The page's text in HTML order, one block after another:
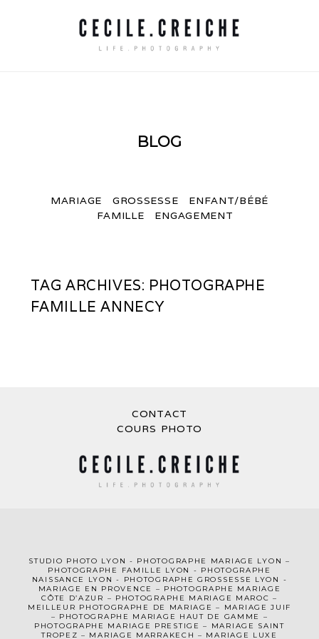
BLOG
MARIAGE GROSSESSE
ENFANT/BÉBÉ
FAMILLE
ENGAGEMENT
TAG ARCHIVES: PHOTOGRAPHE
FAMILLE ANNECY
CONTACT
COURS PHOTO
STUDIO PHOTO LYON - PHOTOGRAPHE MA RIAGE LYON –
PHOTOGRAPHE FAMILLE LYON
- PHOTOGRAPHE
NAISSANCE LYON - PHOTOGRAPHE GROSSESSE LYON
-
MARIAGE EN PROVENCE
– PHOTOGRAPHE MARIAGE
CÔTE D’AZUR – PHOTOGRAPHE MARIAGE MAROC –
MEILLEUR PHOTOGRAPHE DE MARIAGE – MARIAGE JUIF
– PHOTOGRAPHE MARIAGE HAUT DE GAMME
–
PHOTOGRAPHE MARIAGE PRESTIGE – MARIAGE SAINT
TROPEZ – MARIAGE MARRAKECH – MARIAGE LUXE